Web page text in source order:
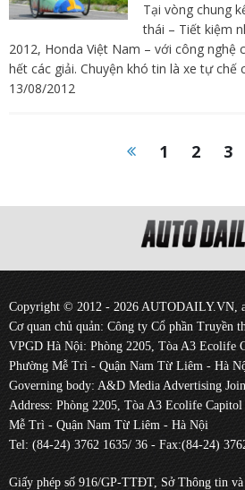
Tại vòng chung
thái – Tiết kiệm
2012, Honda Việt Nam – với công nghệ
hết các giải. Chuyện khó tin là xe tự chế
13/08/2012
1 2 3
Copyright © 2012 - 2026 AUTODAILY.VN,
Cơ quan chủ quản: Công ty Cổ phần Truyền
VPGD Hà Nội: Phòng 2205, Tòa A3 Ecolife
Phường Mễ Trì - Quận Nam Từ Liêm - Hà
Governing body: A&D Media Advertising
Address: Phòng 2205, Tòa A3 Ecolife
Mễ Trì - Quận Nam Từ Liêm - Hà Nội
Tel: (84-24) 3762 1635/ 36 - Fax:(84-24)
Giấy phép số 916/GP-TTĐT, Sở Thông tin